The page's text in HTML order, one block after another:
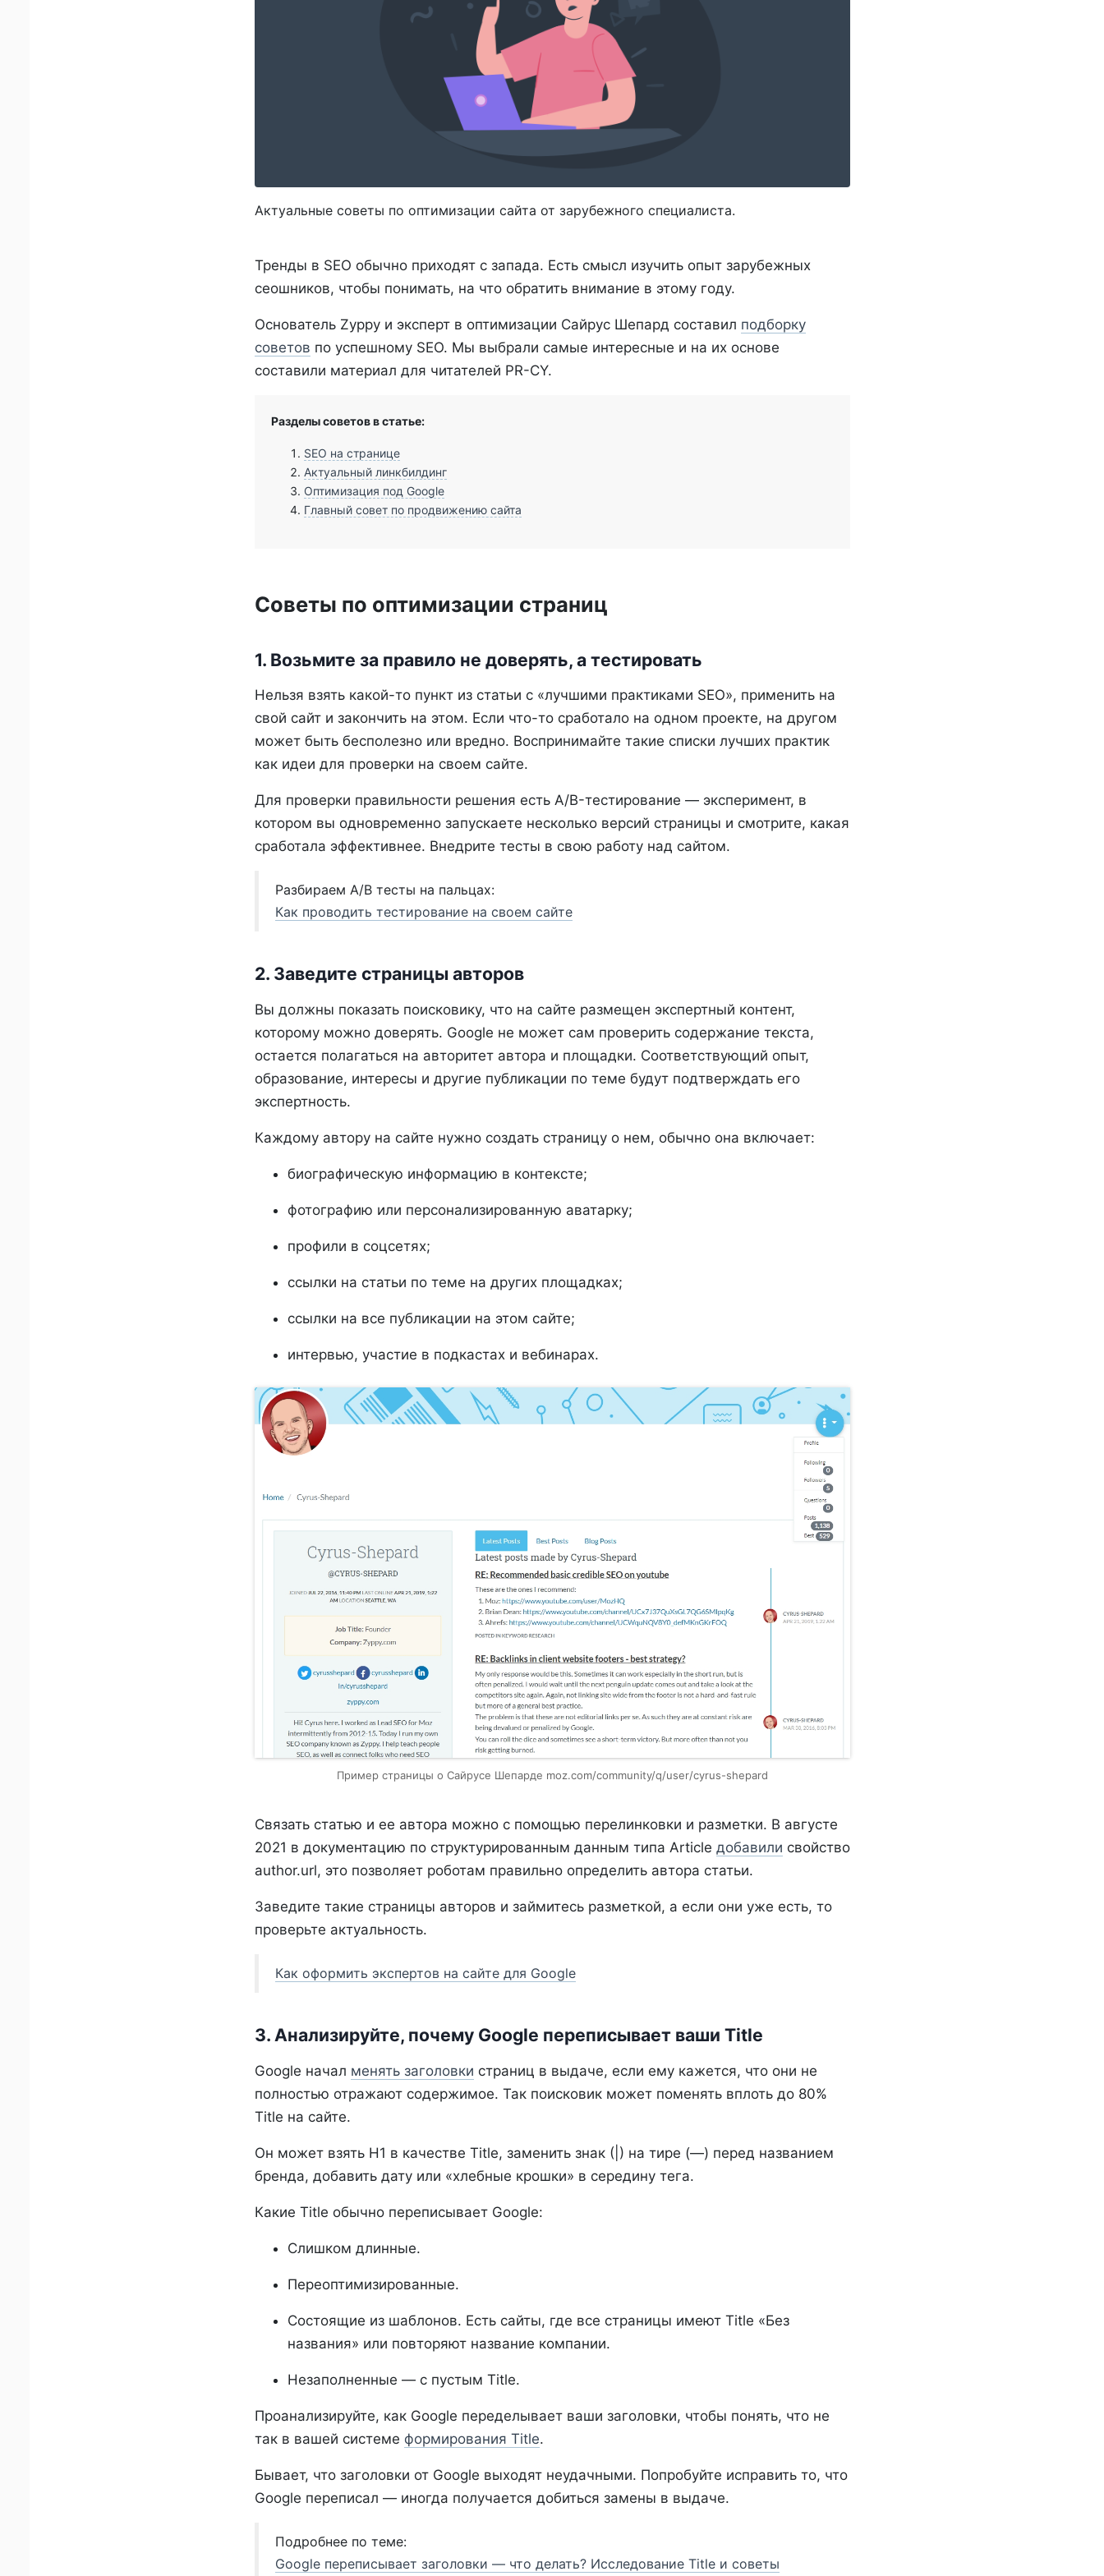
Актуальные советы по оптимизации сайта от зарубежного специалиста.
Тренды в SEO обычно приходят с запада. Есть смысл изучить опыт зарубежных
сеошников, чтобы понимать, на что обратить внимание в этому году.
Основатель Zyppy и эксперт в оптимизации Сайрус Шепард составил подборку
советов по успешному SEO. Мы выбрали самые интересные и на их основе
составили материал для читателей PR-CY.
Разделы советов в статье:
SEO на странице
Актуальный линкбилдинг
Оптимизация под Google
Главный совет по продвижению сайта
Советы по оптимизации страниц
1. Возьмите за правило не доверять, а тестировать
Нельзя взять какой-то пункт из статьи с «лучшими практиками SEO», применить на
свой сайт и закончить на этом. Если что-то сработало на одном проекте, на другом
может быть бесполезно или вредно. Воспринимайте такие списки лучших практик
как идеи для проверки на своем сайте.
Для проверки правильности решения есть A/B-тестирование — эксперимент, в
котором вы одновременно запускаете несколько версий страницы и смотрите, какая
сработала эффективнее. Внедрите тесты в свою работу над сайтом.
Разбираем A/B тесты на пальцах:
Как проводить тестирование на своем сайте
2. Заведите страницы авторов
Вы должны показать поисковику, что на сайте размещен экспертный контент,
которому можно доверять. Google не может сам проверить содержание текста,
остается полагаться на авторитет автора и площадки. Соответствующий опыт,
образование, интересы и другие публикации по теме будут подтверждать его
экспертность.
Каждому автору на сайте нужно создать страницу о нем, обычно она включает:
биографическую информацию в контексте;
фотографию или персонализированную аватарку;
профили в соцсетях;
ссылки на статьи по теме на других площадках;
ссылки на все публикации на этом сайте;
интервью, участие в подкастах и вебинарах.
Пример страницы о Сайрусе Шепарде moz.com/community/q/user/cyrus-shepard
Связать статью и ее автора можно с помощью перелинковки и разметки. В августе
2021 в документацию по структурированным данным типа Article добавили свойство
author.url, это позволяет роботам правильно определить автора статьи.
Заведите такие страницы авторов и займитесь разметкой, а если они уже есть, то
проверьте актуальность.
Как оформить экспертов на сайте для Google
3. Анализируйте, почему Google переписывает ваши Title
Google начал менять заголовки страниц в выдаче, если ему кажется, что они не
полностью отражают содержимое. Так поисковик может поменять вплоть до 80%
Title на сайте.
Он может взять H1 в качестве Title, заменить знак (|) на тире (—) перед названием
бренда, добавить дату или «хлебные крошки» в середину тега.
Какие Title обычно переписывает Google:
Слишком длинные.
Переоптимизированные.
Состоящие из шаблонов. Есть сайты, где все страницы имеют Title «Без
названия» или повторяют название компании.
Незаполненные — с пустым Title.
Проанализируйте, как Google переделывает ваши заголовки, чтобы понять, что не
так в вашей системе формирования Title.
Бывает, что заголовки от Google выходят неудачными. Попробуйте исправить то, что
Google переписал — иногда получается добиться замены в выдаче.
Подробнее по теме:
Google переписывает заголовки — что делать? Исследование Title и советы